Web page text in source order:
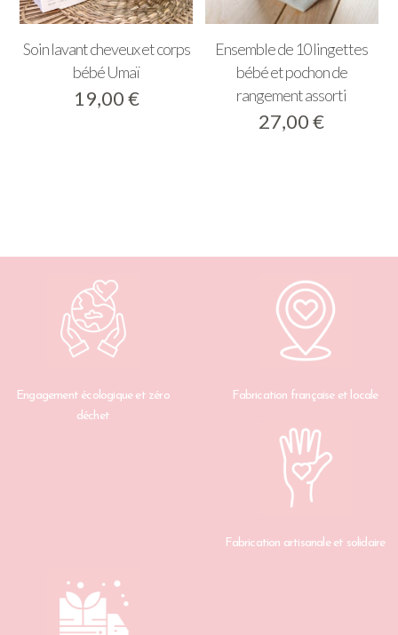
Soin lavant cheveux et corps
bébé Umaï
19,00€
Ensemble de 10 lingettes
bébé et pochon de
rangement assorti
27,00€
Engagement écologique et zéro
déchet
Fabrication française et locale
Fabrication artisanale et solidaire